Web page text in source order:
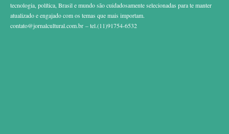
tecnologia, política, Brasil e mundo são cuidadosamente selecionadas para te manter
atualizado e engajado com os temas que mais importam.
contato@jornalcultural.com.br – tel.(11)91754-6532